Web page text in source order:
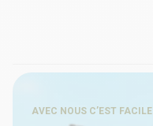
AVEC NOUS C’EST FACILE